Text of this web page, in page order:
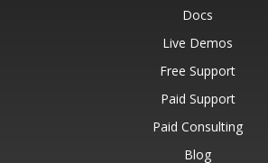
Docs
Live Demos
Free Support
Paid Support
Paid Consulting
Blog